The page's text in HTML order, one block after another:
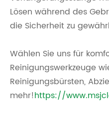
Lösen während des
die Sicherheit zu
Wählen Sie uns für
Reinigungswerkzeuge
Reinigungsbürsten,
mehr!https://